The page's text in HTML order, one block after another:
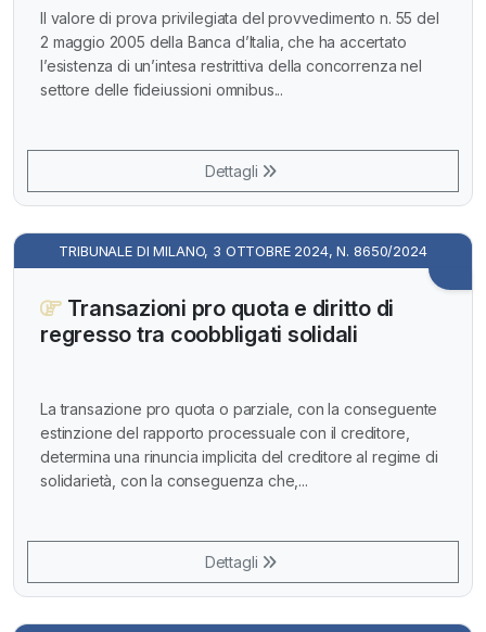
Il valore di prova privilegiata del provvedimento n. 55 del
2 maggio 2005 della Banca d’Italia, che ha accertato
l’esistenza di un’intesa restrittiva della concorrenza nel
settore delle fideiussioni omnibus...
Dettagli
TRIBUNALE DI MILANO, 3 OTTOBRE 2024, N. 8650/2024
Transazioni pro quota e diritto di
regresso tra coobbligati solidali
La transazione pro quota o parziale, con la conseguente
estinzione del rapporto processuale con il creditore,
determina una rinuncia implicita del creditore al regime di
solidarietà, con la conseguenza che,...
Dettagli